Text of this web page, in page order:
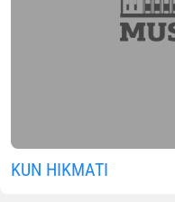
KUN HIKMATI